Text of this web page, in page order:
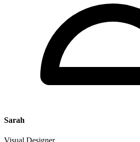
Sarah
Visual Designer